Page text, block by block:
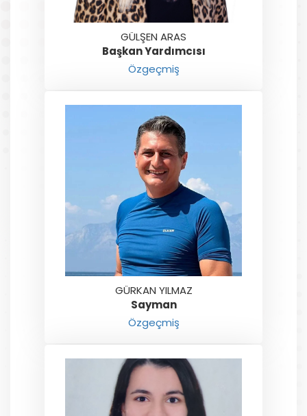
GÜLŞEN ARAS
Başkan Yardımcısı
Özgeçmiş
GÜRKAN YILMAZ
Sayman
Özgeçmiş